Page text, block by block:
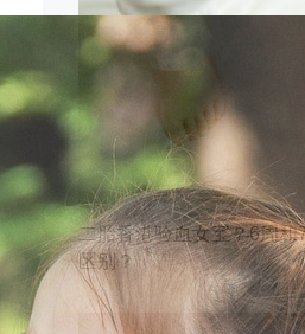
二胎香港验血女宝？6周和
区别？